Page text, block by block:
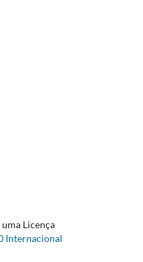
Licença
Internacional